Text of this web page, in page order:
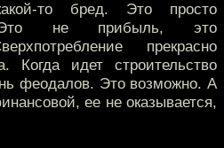
то бред. Это просто
Это не прибыль, это
прекрасно
Когда идет строительство
феодалов. Это возможно. А
ее не оказывается,